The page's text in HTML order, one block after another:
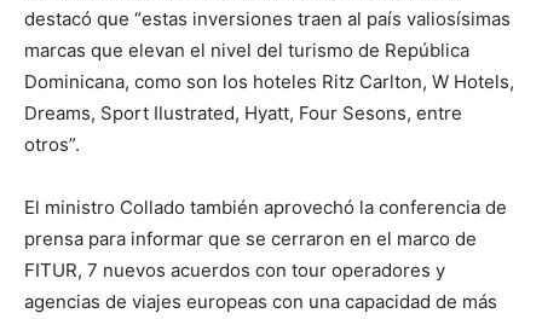
destacó que “estas inversiones traen al país valiosísimas
marcas que elevan el nivel del turismo de República
Dominicana, como son los hoteles Ritz Carlton, W Hotels,
Dreams, Sport Ilustrated, Hyatt, Four Sesons, entre
otros”.
El ministro Collado también aprovechó la conferencia de
prensa para informar que se cerraron en el marco de
FITUR, 7 nuevos acuerdos con tour operadores y
agencias de viajes europeas con una capacidad de más